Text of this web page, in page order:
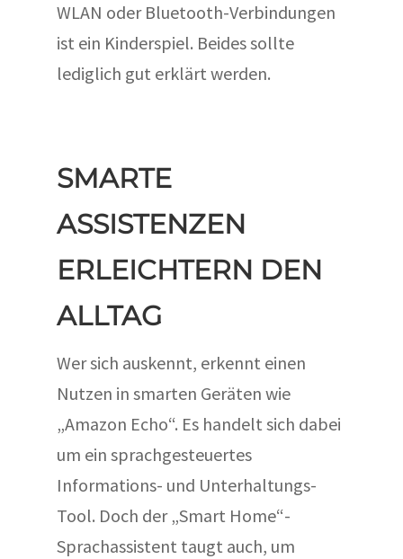
WLAN oder Bluetooth-Verbindungen
ist ein Kinderspiel. Beides sollte
lediglich gut erklärt werden.
SMARTE
ASSISTENZEN
ERLEICHTERN DEN
ALLTAG
Wer sich auskennt, erkennt einen
Nutzen in smarten Geräten wie
„Amazon Echo“. Es handelt sich dabei
um ein sprachgesteuertes
Informations- und Unterhaltungs-
Tool. Doch der „Smart Home“-
Sprachassistent taugt auch, um